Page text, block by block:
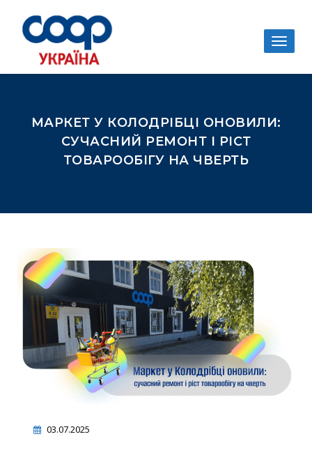
МАРКЕТ У КОЛОДРІБЦІ ОНОВИЛИ:
СУЧАСНИЙ РЕМОНТ І РІСТ
ТОВАРООБІГУ НА ЧВЕРТЬ
03.07.2025